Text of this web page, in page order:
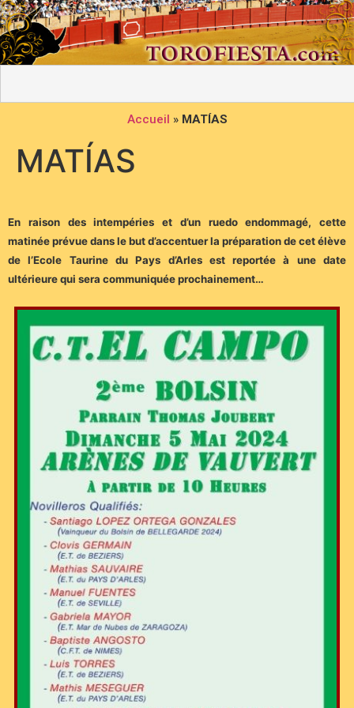
Accueil » MATÍAS
MATÍAS
En raison des intempéries et d’un ruedo endommagé, cette
matinée prévue dans le but d’accentuer la préparation de cet élève
de l’Ecole Taurine du Pays d’Arles est reportée à une date
ultérieure qui sera communiquée prochainement…